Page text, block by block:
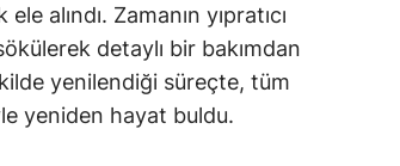
alındı. Zamanın yıpratıcı
detaylı bir bakımdan
yenilendiği süreçte, tüm
yeniden hayat buldu.